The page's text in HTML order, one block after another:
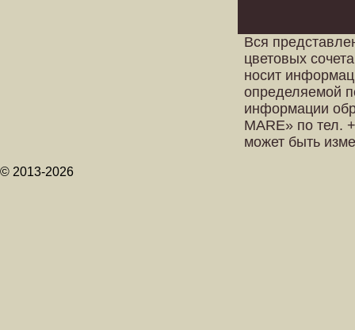
Вся
цветовых
носит
определяемой
информации
MARE» по тел.
может быть
© 2013-2026